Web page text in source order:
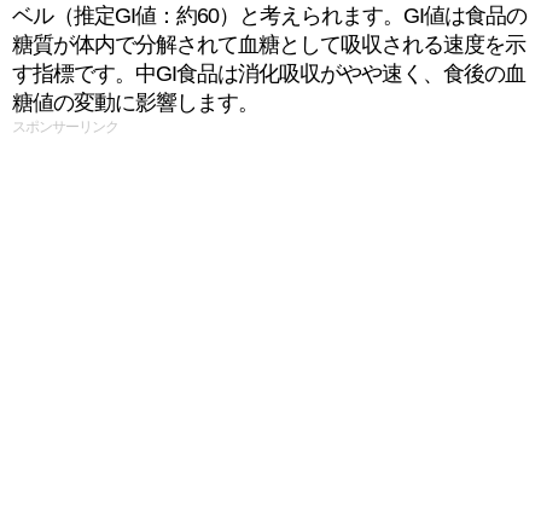
ベル（推定GI値：約60）と考えられます。GI値は食品の
糖質が体内で分解されて血糖として吸収される速度を示
す指標です。中GI食品は消化吸収がやや速く、食後の血
糖値の変動に影響します。
スポンサーリンク